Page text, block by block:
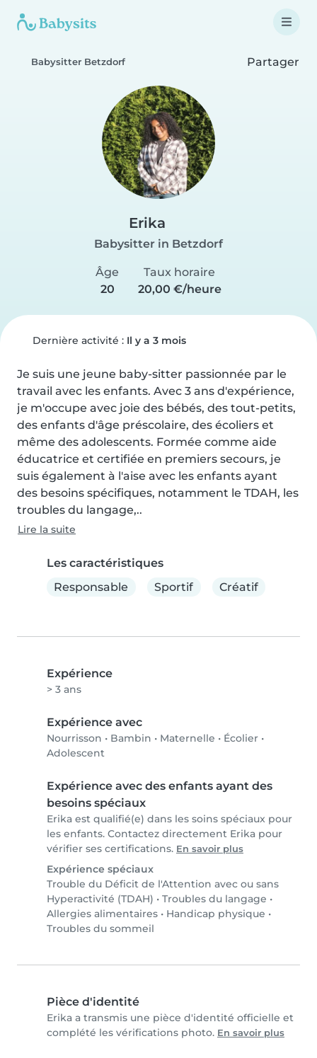
Babysitter Betzdorf Partager
Erika
Babysitter in Betzdorf
Âge
20
Taux horaire
20,00 €/heure
Dernière activité : Il y a 3 mois
Je suis une jeune baby-sitter passionnée par le
travail avec les enfants. Avec 3 ans d'expérience,
je m'occupe avec joie des bébés, des tout-petits,
des enfants d'âge préscolaire, des écoliers et
même des adolescents. Formée comme aide
éducatrice et certifiée en premiers secours, je
suis également à l'aise avec les enfants ayant
des besoins spécifiques, notamment le TDAH, les
troubles du langage,..
Lire la suite
Les caractéristiques
Responsable
Sportif Créatif
Expérience
> 3 ans
Expérience avec
Nourrisson • Bambin • Maternelle • Écolier •
Adolescent
Expérience avec des enfants ayant des
besoins spéciaux
Erika est qualifié(e) dans les soins spéciaux pour
les enfants. Contactez directement Erika pour
vérifier ses certifications. En savoir plus
Expérience spéciaux
Trouble du Déficit de l'Attention avec ou sans
Hyperactivité (TDAH) • Troubles du langage •
Allergies alimentaires • Handicap physique •
Troubles du sommeil
Pièce d'identité
Erika a transmis une pièce d'identité officielle et
complété les vérifications photo. En savoir plus